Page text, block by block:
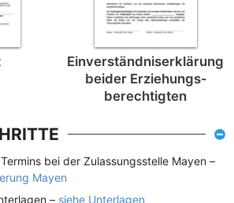
Einverständnis­erklärung
beider Erziehungs­
berechtigten
bei der Zulassungsstelle Mayen –
Mayen
– siehe Unterlagen